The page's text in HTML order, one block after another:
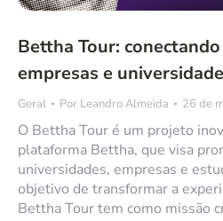
Bettha Tour:
empresas e
Geral Por Leandro Almeida 26 de
O Bettha Tour é um projeto
plataforma Bettha, que visa
universidades, empresas e
objetivo de transformar a
Bettha Tour tem como missão